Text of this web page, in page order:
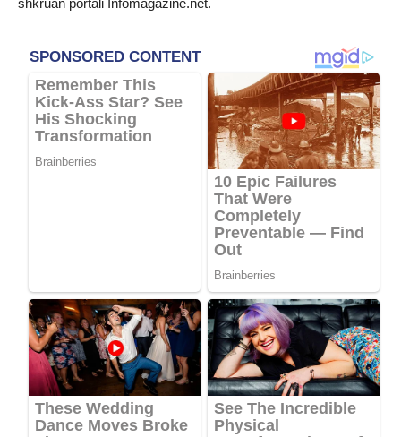
shkruan portali Infomagazine.net.